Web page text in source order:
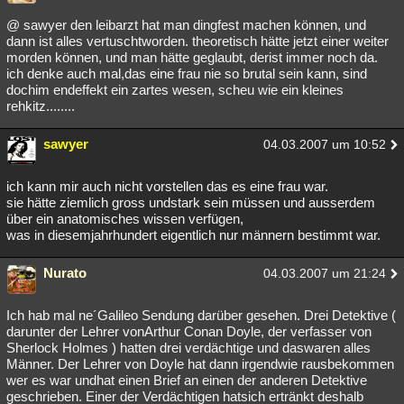
Besucht Teilgenommen Alle Neue Geschlossen
Lesenswert Schlüsselwörter
@ sawyer den leibarzt hat man dingfest machen können, und
dann ist alles vertuschtworden. theoretisch hätte jetzt einer weiter
morden können, und man hätte geglaubt, derist immer noch da.
ich denke auch mal,das eine frau nie so brutal sein kann, sind
dochim endeffekt ein zartes wesen, scheu wie ein kleines
rehkitz........
sawyer 04.03.2007 um 10:52
ich kann mir auch nicht vorstellen das es eine frau war.
sie hätte ziemlich gross undstark sein müssen und ausserdem
über ein anatomisches wissen verfügen,
was in diesemjahrhundert eigentlich nur männern bestimmt war.
Nurato 04.03.2007 um 21:24
Ich hab mal ne´Galileo Sendung darüber gesehen. Drei Detektive (
darunter der Lehrer vonArthur Conan Doyle, der verfasser von
Sherlock Holmes ) hatten drei verdächtige und daswaren alles
Männer. Der Lehrer von Doyle hat dann irgendwie rausbekommen
wer es war undhat einen Brief an einen der anderen Detektive
geschrieben. Einer der Verdächtigen hatsich ertränkt deshalb